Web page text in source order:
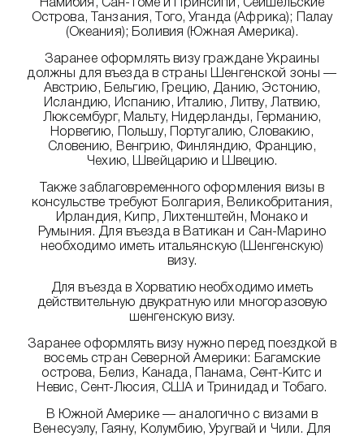
Намибия, Сан-Томе и Принсипи, Сейшельские
Острова, Танзания, Того, Уганда (Африка); Палау
(Океания); Боливия (Южная Америка).
Заранее оформлять визу граждане Украины
должны для въезда в страны Шенгенской зоны —
Австрию, Бельгию, Грецию, Данию, Эстонию,
Исландию, Испанию, Италию, Литву, Латвию,
Люксембург, Мальту, Нидерланды, Германию,
Норвегию, Польшу, Португалию, Словакию,
Словению, Венгрию, Финляндию, Францию,
Чехию, Швейцарию и Швецию.
Также заблаговременного оформления визы в
консульстве требуют Болгария, Великобритания,
Ирландия, Кипр, Лихтенштейн, Монако и
Румыния. Для въезда в Ватикан и Сан-Марино
необходимо иметь итальянскую (Шенгенскую)
визу.
Для въезда в Хорватию необходимо иметь
действительную двукратную или многоразовую
шенгенскую визу.
Заранее оформлять визу нужно перед поездкой в
восемь стран Северной Америки: Багамские
острова, Белиз, Канада, Панама, Сент-Китс и
Невис, Сент-Люсия, США и Тринидад и Тобаго.
В Южной Америке — аналогично с визами в
Венесуэлу, Гаяну, Колумбию, Уругвай и Чили. Для